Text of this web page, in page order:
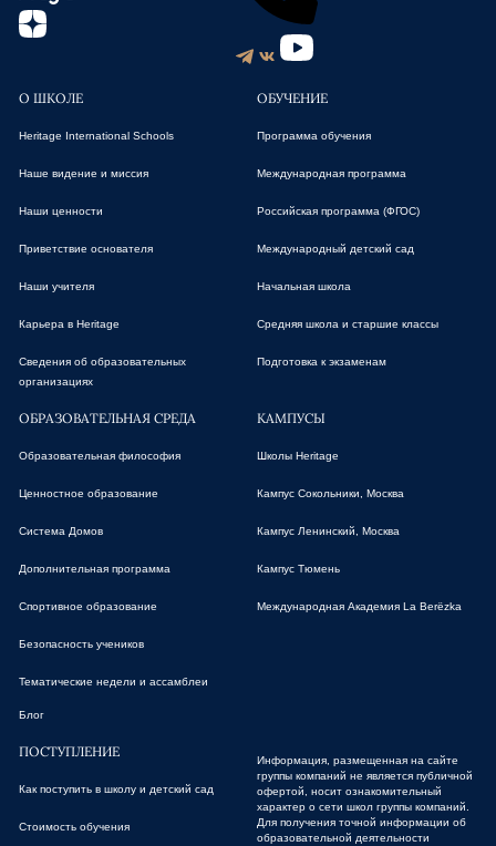
О ШКОЛЕ
Heritage International Schools
Наше видение и миссия
Наши ценности
Приветствие основателя
Наши учителя
Карьера в Heritage
Сведения об образовательных
организациях
ОБУЧЕНИЕ
Программа обучения
Международная программа
Российская программа (ФГОС)
Международный детский сад
Начальная школа
Средняя школа и старшие классы
Подготовка к экзаменам
ОБРАЗОВАТЕЛЬНАЯ СРЕДА
Образовательная философия
Ценностное образование
Система Домов
Дополнительная программа
Спортивное образование
Безопасность учеников
Тематические недели и ассамблеи
Блог
КАМПУСЫ
Школы Heritage
Кампус Сокольники, Москва
Кампус Ленинский, Москва
Кампус Тюмень
Международная Академия La Berёzka
ПОСТУПЛЕНИЕ
Как поступить в школу и детский сад
Стоимость обучения
Информация, размещенная на сайте
группы компаний не является публичной
офертой, носит ознакомительный
характер о сети школ группы компаний.
Для получения точной информации об
образовательной деятельности